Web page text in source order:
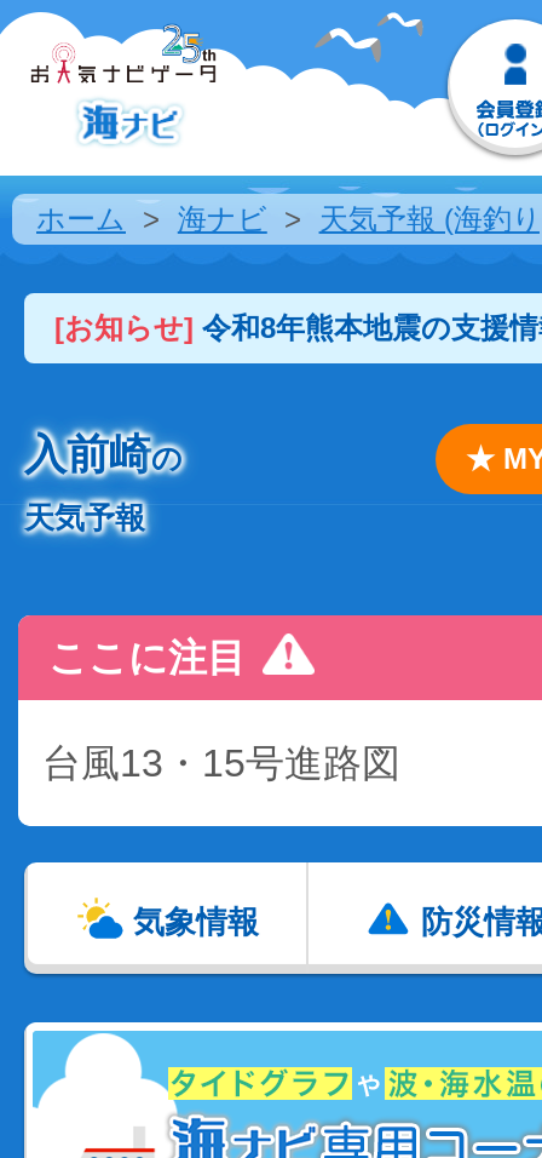
ホーム 海ナビ 天気予報 (海釣
[お知らせ] 令和8年熊本地震の支援
入前崎の
天気予報
★
ここに注目
台風13・15号進路図
気象情報 防災情